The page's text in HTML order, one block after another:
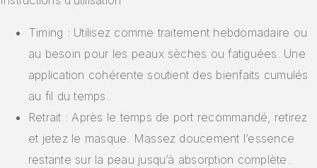
Timing : Utilisez comme traitement hebdomadaire ou
au besoin pour les peaux sèches ou fatiguées. Une
application cohérente soutient des bienfaits cumulés
au fil du temps.
Retrait : Après le temps de port recommandé, retirez
et jetez le masque. Massez doucement l’essence
restante sur la peau jusqu’à absorption complète.